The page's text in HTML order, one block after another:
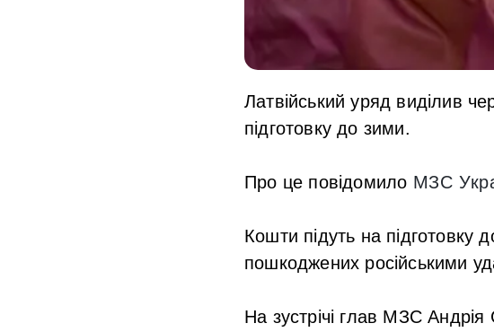
Латвійський уряд виділив
підготовку до зими.
Про це повідомило МЗС
Кошти підуть на підготовку
пошкоджених російськими
На зустрічі глав МЗС